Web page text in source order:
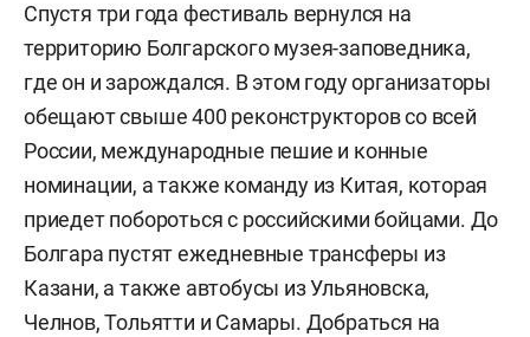
Спустя три года фестиваль вернулся на
территорию Болгарского музея-заповедника,
где он и зарождался. В этом году организаторы
обещают свыше 400 реконструкторов со всей
России, международные пешие и конные
номинации, а также команду из Китая, которая
приедет побороться с российскими бойцами. До
Болгара пустят ежедневные трансферы из
Казани, а также автобусы из Ульяновска,
Челнов, Тольятти и Самары. Добраться на